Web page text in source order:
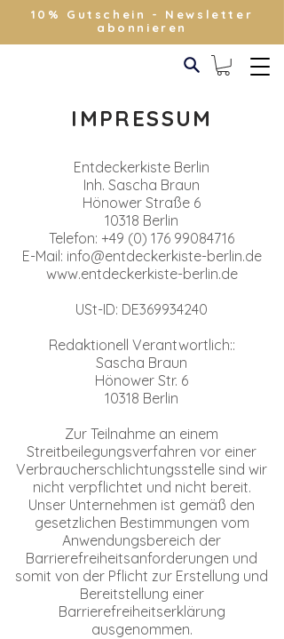
10% Gutschein - Newsletter
abonnieren
IMPRESSUM
Entdeckerkiste Berlin
Inh. Sascha Braun
Hönower Straße 6
10318 Berlin
Telefon: +49 (0) 176 99084716
E-Mail: info@entdeckerkiste-berlin.de
www.entdeckerkiste-berlin.de
USt-ID: DE369934240​
Redaktionell Verantwortlich::
Sascha Braun
Hönower Str. 6
10318 Berlin
Zur Teilnahme an einem
Streitbeilegungsverfahren vor einer
Verbraucherschlichtungsstelle sind wir
nicht verpflichtet und nicht bereit.
Unser Unternehmen ist gemäß den
gesetzlichen Bestimmungen vom
Anwendungsbereich der
Barrierefreiheitsanforderungen und
somit von der Pflicht zur Erstellung und
Bereitstellung einer
Barrierefreiheitserklärung
ausgenommen.